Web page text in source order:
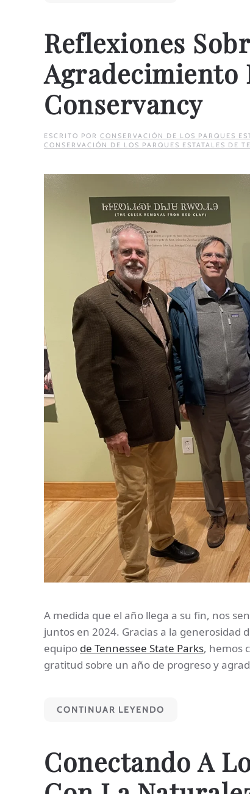
Reflexiones
Agradecimiento
Conservancy
ESCRITO POR CONSERVACIÓN DE LOS PARQUES
CONSERVACIÓN DE LOS PARQUES ESTATALES DE
A medida que el año llega a su fin, nos
juntos en 2024. Gracias a la generosidad
equipo de Tennessee State Parks, hemos
gratitud sobre un año de progreso y
CONTINUAR LEYENDO
Conectando A